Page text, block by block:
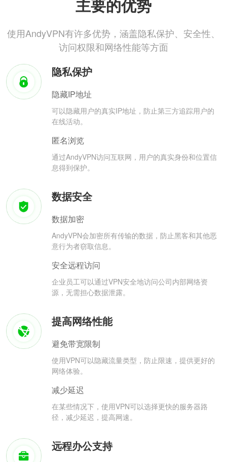
主要的优势
使用AndyVPN有许多优势，涵盖隐私保护、安全性、
访问权限和网络性能等方面
隐私保护
隐藏IP地址
可以隐藏用户的真实IP地址，防止第三方追踪用户的
在线活动。
匿名浏览
通过AndyVPN访问互联网，用户的真实身份和位置信
息得到保护。
数据安全
数据加密
AndyVPN会加密所有传输的数据，防止黑客和其他恶
意行为者窃取信息。
安全远程访问
企业员工可以通过VPN安全地访问公司内部网络资
源，无需担心数据泄露。
提高网络性能
避免带宽限制
使用VPN可以隐藏流量类型，防止限速，提供更好的
网络体验。
减少延迟
在某些情况下，使用VPN可以选择更快的服务器路
径，减少延迟，提高网速。
远程办公支持